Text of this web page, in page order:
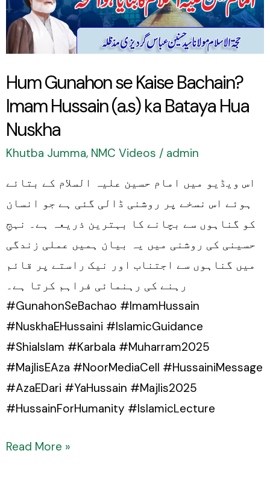
Hum Gunahon se Kaise Bachain?
Imam Hussain (a.s) ka Bataya Hua
Nuskha
Khutba Jumma, NMC Videos / admin
اس ویڈیو میں امام حسین علیہ السلام کے بتائے
ہوئے اس نسخے پر روشنی ڈالی گئی ہے جو انسان
کو گناہوں سے بچانے کا بہترین ذریعہ ہے۔ نہجِ
حسینی کی روشنی میں یہ بیان ہمیں عملی زندگی
میں گناہوں سے اجتناب اور نیک راستے پر قائم
رہنے کی رہنمائی فراہم کرتا ہے۔
#GunahonSeBachao #ImamHussain
#NuskhaEHussaini #IslamicGuidance
#ShiaIslam #Karbala #Muharram2025
#MajlisEAza #NoorMediaCell #HussainiMessage
#AzaEDari #YaHussain #Majlis2025
#HussainForHumanity #IslamicLecture
Imam
Hussain
ka
Bataya
Hua
Read More »